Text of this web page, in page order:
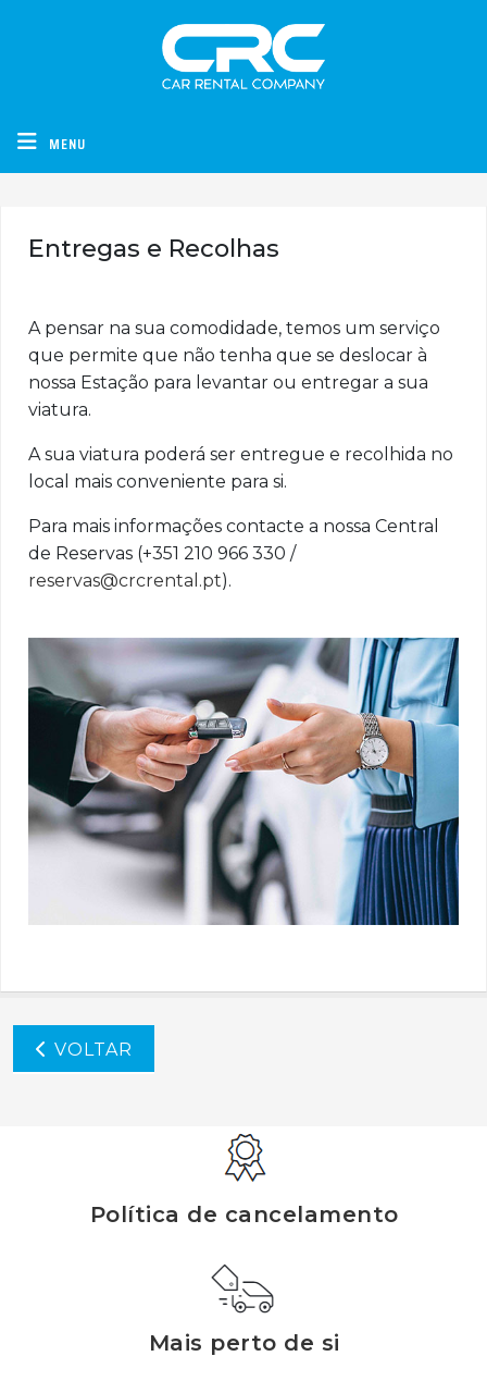
CRC - Car Rental Company
MENU
Entregas e Recolhas
A pensar na sua comodidade, temos um serviço
que permite que não tenha que se deslocar à
nossa Estação para levantar ou entregar a sua
viatura.
A sua viatura poderá ser entregue e recolhida no
local mais conveniente para si.
Para mais informações contacte a nossa Central
de Reservas (+351 210 966 330 /
reservas@crcrental.pt).
VOLTAR
Política de cancelamento
Mais perto de si